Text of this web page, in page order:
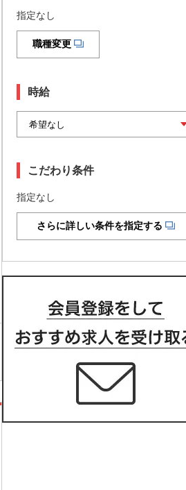
指定なし
職種変更
時給
こだわり条件
指定なし
さらに詳しい条件を指定する